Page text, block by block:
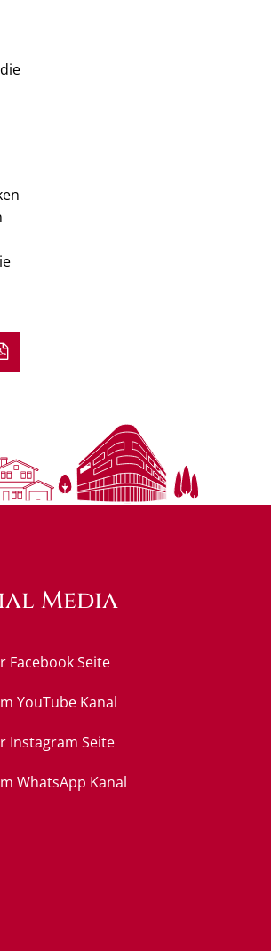
auszublenden
auszublenden
Media
Facebook Seite
YouTube Kanal
Instagram Seite
WhatsApp Kanal